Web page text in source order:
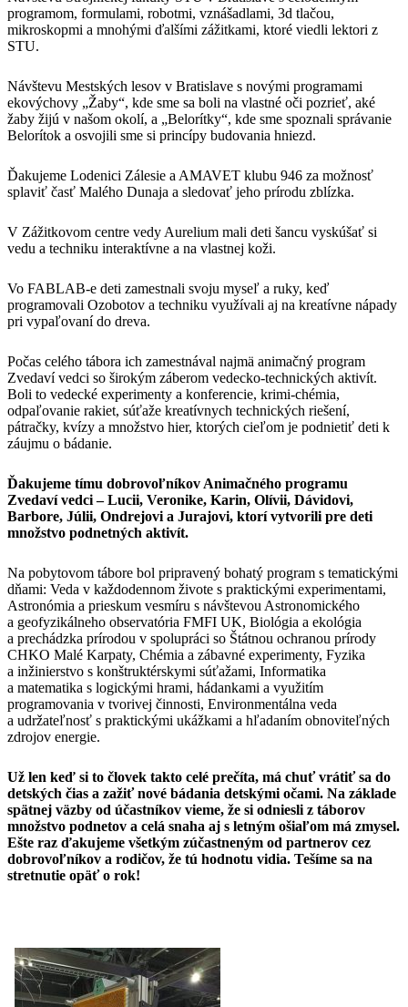
programom, formulami, robotmi, vznášadlami, 3d tlačou,
mikroskopmi a mnohými ďalšími zážitkami, ktoré viedli lektori z
STU.
Návštevu Mestských lesov v Bratislave s novými programami
ekovýchovy „Žaby“, kde sme sa boli na vlastné oči pozrieť, aké
žaby žijú v našom okolí, a „Belorítky“, kde sme spoznali správanie
Belorítok a osvojili sme si princípy budovania hniezd.
Ďakujeme Lodenici Zálesie a AMAVET klubu 946 za možnosť
splaviť časť Malého Dunaja a sledovať jeho prírodu zblízka.
V Zážitkovom centre vedy Aurelium mali deti šancu vyskúšať si
vedu a techniku interaktívne a na vlastnej koži.
Vo FABLAB-e deti zamestnali svoju myseľ a ruky, keď
programovali Ozobotov a techniku využívali aj na kreatívne nápady
pri vypaľovaní do dreva.
Počas celého tábora ich zamestnával najmä animačný program
Zvedaví vedci so širokým záberom vedecko-technických aktivít.
Boli to vedecké experimenty a konferencie, krimi-chémia,
odpaľovanie rakiet, súťaže kreatívnych technických riešení,
pátračky, kvízy a množstvo hier, ktorých cieľom je podnietiť deti k
záujmu o bádanie.
Ďakujeme tímu dobrovoľníkov Animačného programu
Zvedaví vedci – Lucii, Veronike, Karin, Olívii, Dávidovi,
Barbore, Júlii, Ondrejovi a Jurajovi, ktorí vytvorili pre deti
množstvo podnetných aktivít.
Na pobytovom tábore bol pripravený bohatý program s tematickými
dňami: Veda v každodennom živote s praktickými experimentami,
Astronómia a prieskum vesmíru s návštevou Astronomického
a geofyzikálneho observatória FMFI UK, Biológia a ekológia
a prechádzka prírodou v spolupráci so Štátnou ochranou prírody
CHKO Malé Karpaty, Chémia a zábavné experimenty, Fyzika
a inžinierstvo s konštruktérskymi súťažami, Informatika
a matematika s logickými hrami, hádankami a využitím
programovania v tvorivej činnosti, Environmentálna veda
a udržateľnosť s praktickými ukážkami a hľadaním obnoviteľných
zdrojov energie.
Už len keď si to človek takto celé prečíta, má chuť vrátiť sa do
detských čias a zažiť nové bádania detskými očami. Na základe
spätnej väzby od účastníkov vieme, že si odniesli z táborov
množstvo podnetov a celá snaha aj s letným ošiaľom má zmysel.
Ešte raz ďakujeme všetkým zúčastneným od partnerov cez
dobrovoľníkov a rodičov, že tú hodnotu vidia. Tešíme sa na
stretnutie opäť o rok!